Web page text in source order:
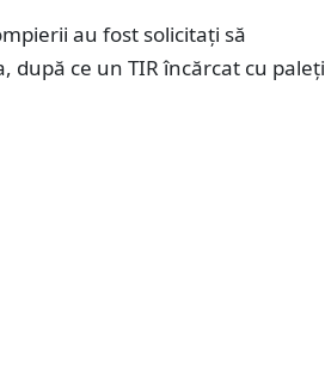
au fost solicitați să
după ce un TIR încărcat cu paleți